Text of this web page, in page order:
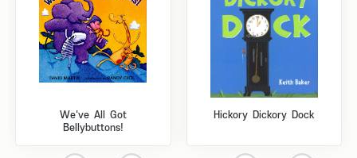
We've All Got
Bellybuttons!
Hickory Dickory Dock